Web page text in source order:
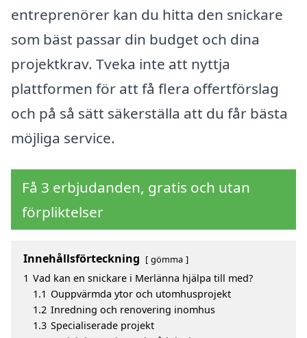
entreprenörer kan du hitta den snickare
som bäst passar din budget och dina
projektkrav. Tveka inte att nyttja
plattformen för att få flera offertförslag
och på så sätt säkerställa att du får bästa
möjliga service.
Få 3 erbjudanden, gratis och utan
förpliktelser
Innehållsförteckning gömma
1 Vad kan en snickare i Merlänna hjälpa till med?
1.1 Ouppvärmda ytor och utomhusprojekt
1.2 Inredning och renovering inomhus
1.3 Specialiserade projekt